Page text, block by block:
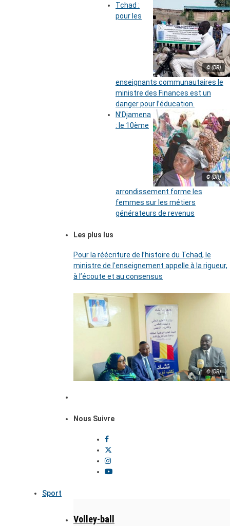
© (DR)
Tchad :
pour les
enseignants communautaires le
ministre des Finances est un
danger pour l’éducation.
© (DR)
N’Djamena
: le 10ème
arrondissement forme les
femmes sur les métiers
générateurs de revenus
Les plus lus
Pour la réécriture de l’histoire du Tchad, le
ministre de l’enseignement appelle à la rigueur,
à l’écoute et au consensus
© (DR)
Nous Suivre
Sport
Volley-ball